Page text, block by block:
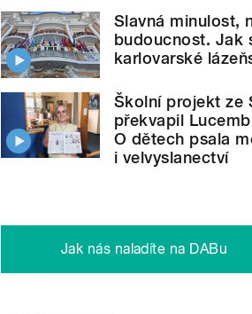
Slavná minulost,
budoucnost. Jak
karlovarské
Školní projekt ze
překvapil
O dětech psala
i velvyslanectví
Jak nás naladíte na DABu